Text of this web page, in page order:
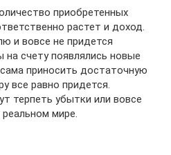
приобретенных
растет и доход.
и вовсе не придется
счету появлялись новые
приносить достаточную
все равно придется.
терпеть убытки или вовсе
мире.